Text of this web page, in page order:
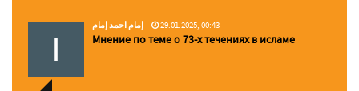
إمام احمد إمام 29.01.2025, 00:43
Мнение по теме о 73-х течениях в исламе